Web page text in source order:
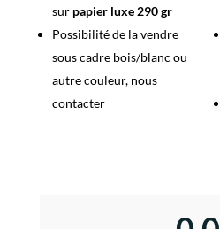
sur papier luxe 290 gr
Possibilité de la vendre
sous cadre bois/blanc ou
autre couleur, nous
contacter